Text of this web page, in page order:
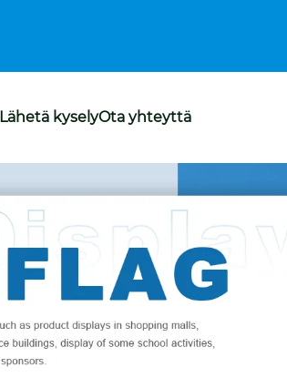
Lähetä kyselyOta yhteyttä